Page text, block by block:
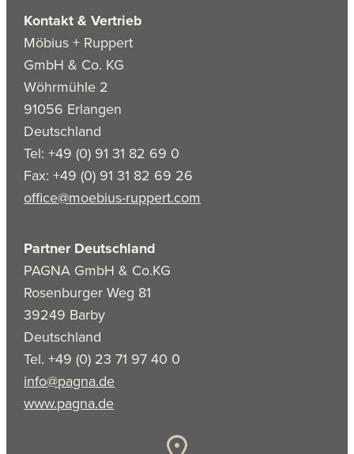
Kontakt & Vertrieb
Möbius + Ruppert
GmbH & Co. KG
Wöhrmühle 2
91056 Erlangen
Deutschland
Tel: +49 (0) 91 31 82 69 0
Fax: +49 (0) 91 31 82 69 26
office@moebius-ruppert.com
Partner Deutschland
PAGNA GmbH & Co.KG
Rosenburger Weg 81
39249 Barby
Deutschland
Tel. +49 (0) 23 71 97 40 0
info@pagna.de
www.pagna.de